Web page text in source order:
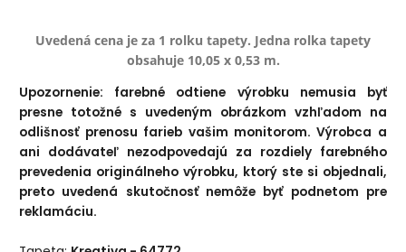
Uvedená cena je za 1 rolku tapety. Jedna rolka tapety
obsahuje 10,05 x 0,53 m.
Upozornenie: farebné odtiene výrobku nemusia byť
presne totožné s uvedeným obrázkom vzhľadom na
odlišnosť prenosu farieb vašim monitorom. Výrobca a
ani dodávateľ nezodpovedajú za rozdiely farebného
prevedenia originálneho výrobku, ktorý ste si objednali,
preto uvedená skutočnosť nemôže byť podnetom pre
reklamáciu.